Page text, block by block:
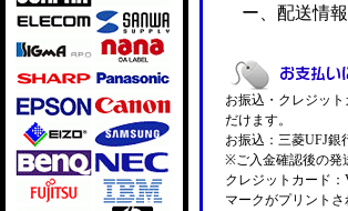
ー、配送情
お振込・クレジット
だけます。
お振込：三菱UFJ銀
※ご入金確認後の発
クレジットカード
マークがプリント